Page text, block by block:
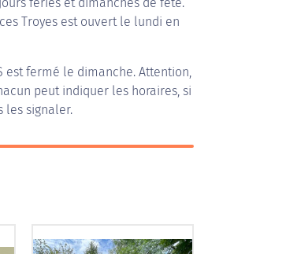
Troyes est ouvert le lundi en
est fermé le dimanche. Attention,
peut indiquer les horaires, si
les signaler.